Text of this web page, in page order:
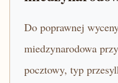
Do poprawnej
miedzynarodowa
pocztowy, typ